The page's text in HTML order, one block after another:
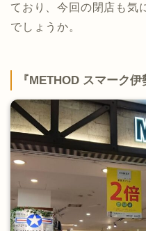
ており、今回の閉店も気
でしょうか。
『METHOD スマーク伊